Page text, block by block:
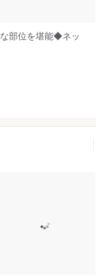
な部位を堪能◆ネッ